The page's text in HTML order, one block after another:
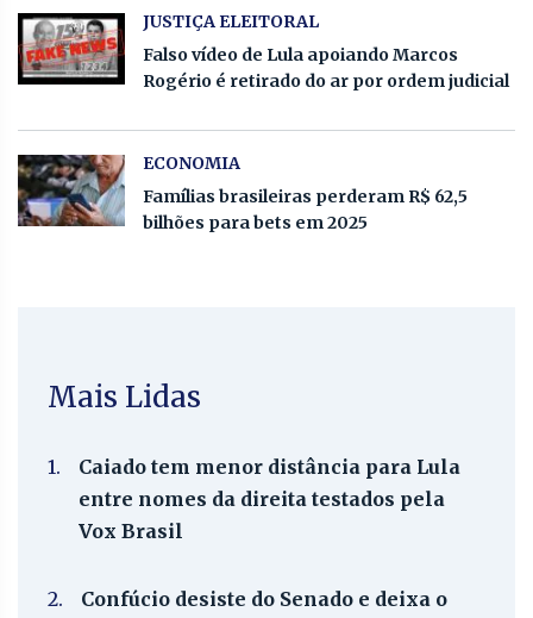
JUSTIÇA ELEITORAL
Falso vídeo de Lula apoiando Marcos
Rogério é retirado do ar por ordem judicial
ECONOMIA
Famílias brasileiras perderam R$ 62,5
bilhões para bets em 2025
Mais Lidas
1.
Caiado tem menor distância para Lula
entre nomes da direita testados pela
Vox Brasil
2.
Confúcio desiste do Senado e deixa o